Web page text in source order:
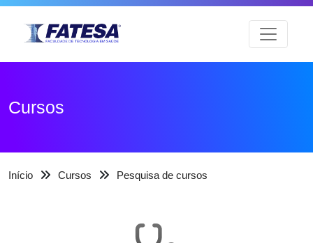
Cursos
Início Cursos Pesquisa de cursos